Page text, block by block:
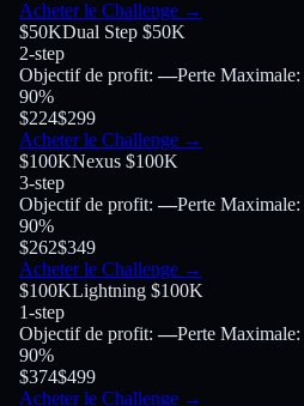
Acheter le Challenge →
$50KDual Step $50K
2-step
Objectif de profit:—Perte Maximale:
90%
$224$299
Acheter le Challenge →
$100KNexus $100K
3-step
Objectif de profit:—Perte Maximale:
90%
$262$349
Acheter le Challenge →
$100KLightning $100K
1-step
Objectif de profit:—Perte Maximale:
90%
$374$499
Acheter le Challenge →